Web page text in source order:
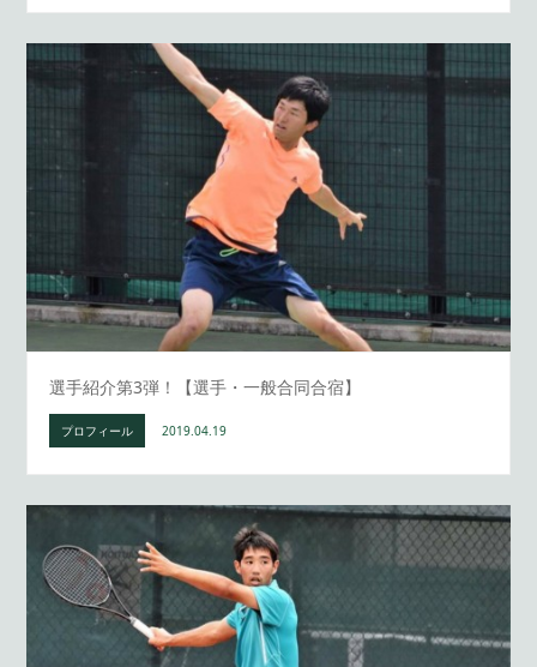
選手紹介第3弾！【選手・一般合同合宿】
プロフィール 2019.04.19